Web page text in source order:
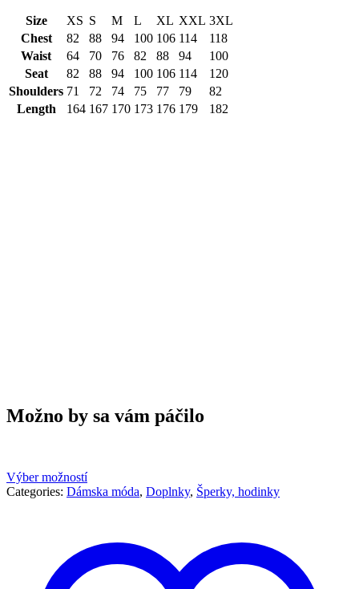
Size XS S M L XL XXL 3XL
Chest
82 88 94 100 106 114
118
Waist
64 70 76 82 88 94
100
Seat
82 88 94 100 106 114
120
Shoulders 71 72 74 75 77 79
82
Length
164 167 170 173 176 179 182
Možno by sa vám páčilo
Výber možností
Categories: Dámska móda, Doplnky, Šperky, hodinky